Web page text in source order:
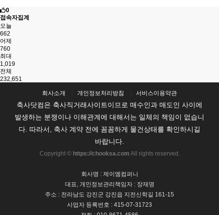
0
접속자집계
오늘
662
어제
760
최대
1,019
전체
232,651
회사소개 개인정보처리방침 서비스이용약관
축사닷컴은 축사직거래사이트이므로 매수인과 매도인 사이에
발생하는 분쟁이나 이해관계에 대해서는 일체의 책임이 없습니
다. 따라서, 축사 계약 전에 꼼꼼하게 물건상태를 확인하시길
바랍니다.
Copyright © https://chooksa.com All rights reserved.
회사명 : 제이엠컴퍼니
대표, 개인정보관리책임자 : 장재명
주소 : 전라남도 강진군 강진읍 지전신학길 161-15
사업자 등록번호 : 415-07-31723